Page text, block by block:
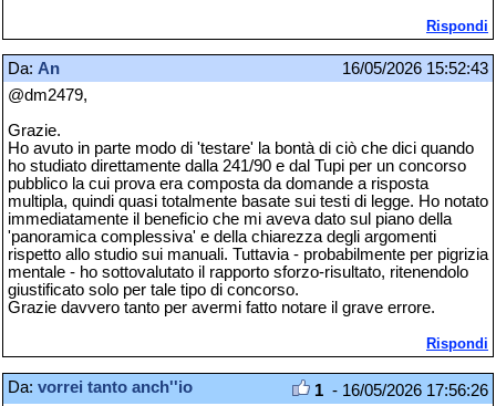
Rispondi
Da: An
16/05/2026 15:52:43
@dm2479,
Grazie.
Ho avuto in parte modo di 'testare' la bontà di ciò che dici quando
ho studiato direttamente dalla 241/90 e dal Tupi per un concorso
pubblico la cui prova era composta da domande a risposta
multipla, quindi quasi totalmente basate sui testi di legge. Ho notato
immediatamente il beneficio che mi aveva dato sul piano della
'panoramica complessiva' e della chiarezza degli argomenti
rispetto allo studio sui manuali. Tuttavia - probabilmente per pigrizia
mentale - ho sottovalutato il rapporto sforzo-risultato, ritenendolo
giustificato solo per tale tipo di concorso.
Grazie davvero tanto per avermi fatto notare il grave errore.
Rispondi
Da: vorrei tanto anch''io 1 - 16/05/2026 17:56:26